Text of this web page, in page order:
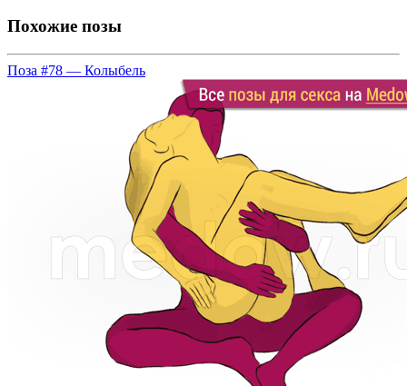
Похожие позы
Поза #78 — Колыбель